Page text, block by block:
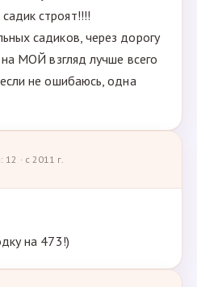
строят!!!!
садиков, через дорогу
МОЙ взгляд лучше всего
не ошибаюсь, одна
· с 2011 г.
на 473!)